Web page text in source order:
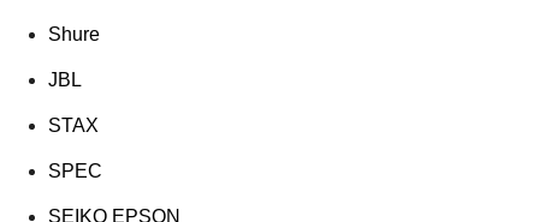
Shure
JBL
STAX
SPEC
SEIKO EPSON